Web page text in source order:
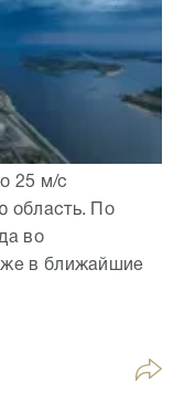
25 м/с
область. По
во
в ближайшие